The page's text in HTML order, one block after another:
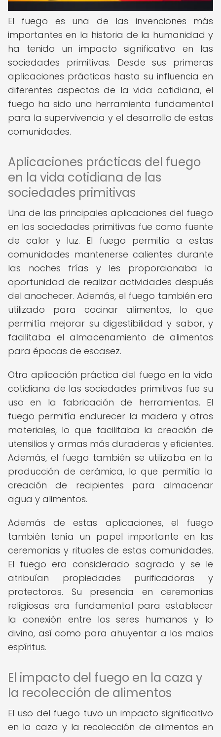
El fuego es una de las invenciones más
importantes en la historia de la humanidad y
ha tenido un impacto significativo en las
sociedades primitivas. Desde sus primeras
aplicaciones prácticas hasta su influencia en
diferentes aspectos de la vida cotidiana, el
fuego ha sido una herramienta fundamental
para la supervivencia y el desarrollo de estas
comunidades.
Aplicaciones prácticas del fuego
en la vida cotidiana de las
sociedades primitivas
Una de las principales aplicaciones del fuego
en las sociedades primitivas fue como fuente
de calor y luz. El fuego permitía a estas
comunidades mantenerse calientes durante
las noches frías y les proporcionaba la
oportunidad de realizar actividades después
del anochecer. Además, el fuego también era
utilizado para cocinar alimentos, lo que
permitía mejorar su digestibilidad y sabor, y
facilitaba el almacenamiento de alimentos
para épocas de escasez.
Otra aplicación práctica del fuego en la vida
cotidiana de las sociedades primitivas fue su
uso en la fabricación de herramientas. El
fuego permitía endurecer la madera y otros
materiales, lo que facilitaba la creación de
utensilios y armas más duraderas y eficientes.
Además, el fuego también se utilizaba en la
producción de cerámica, lo que permitía la
creación de recipientes para almacenar
agua y alimentos.
Además de estas aplicaciones, el fuego
también tenía un papel importante en las
ceremonias y rituales de estas comunidades.
El fuego era considerado sagrado y se le
atribuían propiedades purificadoras y
protectoras. Su presencia en ceremonias
religiosas era fundamental para establecer
la conexión entre los seres humanos y lo
divino, así como para ahuyentar a los malos
espíritus.
El impacto del fuego en la caza y
la recolección de alimentos
El uso del fuego tuvo un impacto significativo
en la caza y la recolección de alimentos en